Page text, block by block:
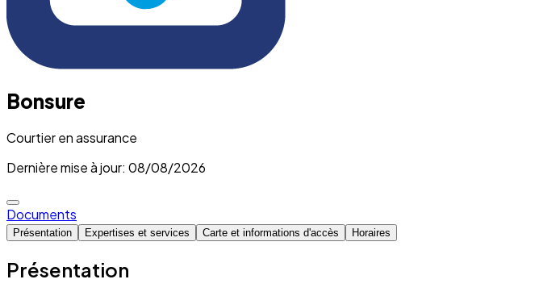
Bonsure
Courtier en assurance
Dernière mise à jour: 08/08/2026
Documents
Présentation Expertises et services Carte et informations d'accès Horaires
Présentation